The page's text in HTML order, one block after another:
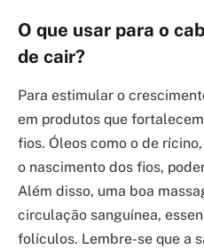
O que usar para o
de cair?
Para estimular o
em produtos que
fios. Óleos como o de
o nascimento dos fios,
Além disso, uma boa
circulação sanguínea,
folículos. Lembre-se que a